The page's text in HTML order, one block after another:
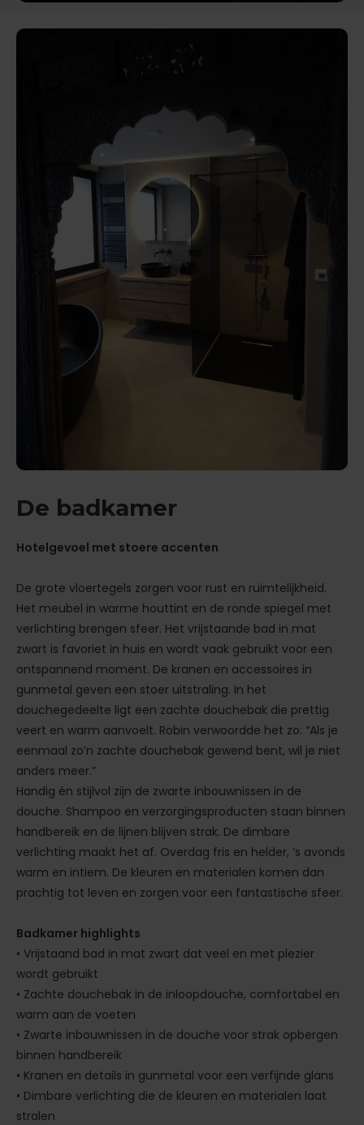
De badkamer
Hotelgevoel met stoere accenten
De grote vloertegels zorgen voor rust en ruimtelijkheid.
Het meubel in warme houttint en de ronde spiegel met
verlichting brengen sfeer. Het vrijstaande bad in mat
zwart is favoriet in huis en wordt vaak gebruikt voor een
ontspannend moment. De kranen en accessoires in
gunmetal geven een stoer uitstraling. In het
douchegedeelte ligt een zachte douchebak die prettig
veert en warm aanvoelt. Robin verwoordde het zo: “Als je
eenmaal zo’n zachte douchebak gewend bent, wil je niet
anders meer.”
Handig én stijlvol zijn de zwarte inbouwnissen in de
douche. Shampoo en verzorgingsproducten staan binnen
handbereik en de lijnen blijven strak. De dimbare
verlichting maakt het af. Overdag fris en helder, ’s avonds
warm en intiem. De kleuren en materialen komen dan
prachtig tot leven en zorgen voor een fantastische sfeer.
Badkamer highlights
• Vrijstaand bad in mat zwart dat veel en met plezier
wordt gebruikt
• Zachte douchebak in de inloopdouche, comfortabel en
warm aan de voeten
• Zwarte inbouwnissen in de douche voor strak opbergen
binnen handbereik
• Kranen en details in gunmetal voor een verfijnde glans
• Dimbare verlichting die de kleuren en materialen laat
stralen